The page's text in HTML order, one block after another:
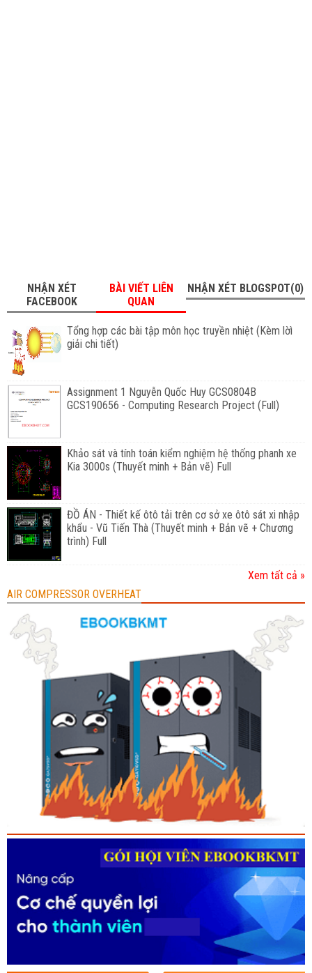
NHẬN XÉT
FACEBOOK
BÀI VIẾT LIÊN
QUAN
NHẬN XÉT BLOGSPOT(0)
Tổng hợp các bài tập môn học truyền nhiệt (Kèm lờì
giải chi tiết)
Assignment 1 Nguyễn Quốc Huy GCS0804B
GCS190656 - Computing Research Project (Full)
Khảo sát và tính toán kiểm nghiệm hệ thống phanh xe
Kia 3000s (Thuyết minh + Bản vẽ) Full
ĐỒ ÁN - Thiết kế ôtô tải trên cơ sở xe ôtô sát xi nhập
khẩu - Vũ Tiến Thà (Thuyết minh + Bản vẽ + Chương
trình) Full
Xem tất cả »
AIR COMPRESSOR OVERHEAT